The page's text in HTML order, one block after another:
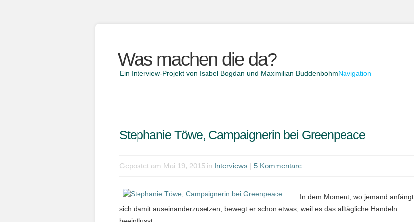
Was machen die da?
Ein Interview-Projekt von Isabel Bogdan und Maximilian BuddenbohmNavigation
Stephanie Töwe, Campaignerin bei Greenpeace
Gepostet am Mai 19, 2015 in Interviews | 5 Kommentare
In dem Moment, wo jemand anfängt,
sich damit auseinanderzusetzen, bewegt er schon etwas, weil es das alltägliche Handeln
beeinflusst.